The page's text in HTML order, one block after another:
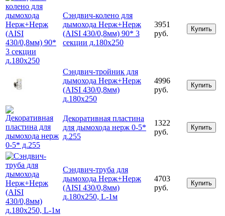
Сэндвич-колено для
дымохода Нерж+Нерж
(AISI 430/0,8мм) 90* 3
секции д.180х250
3951
руб.
Купить
Сэндвич-тройник для
дымохода Нерж+Нерж
(AISI 430/0,8мм)
д.180х250
4996
руб.
Купить
Декоративная пластина
для дымохода нерж 0-5*
д.255
1322
руб.
Купить
Сэндвич-труба для
дымохода Нерж+Нерж
(AISI 430/0,8мм)
д.180х250, L-1м
4703
руб.
Купить